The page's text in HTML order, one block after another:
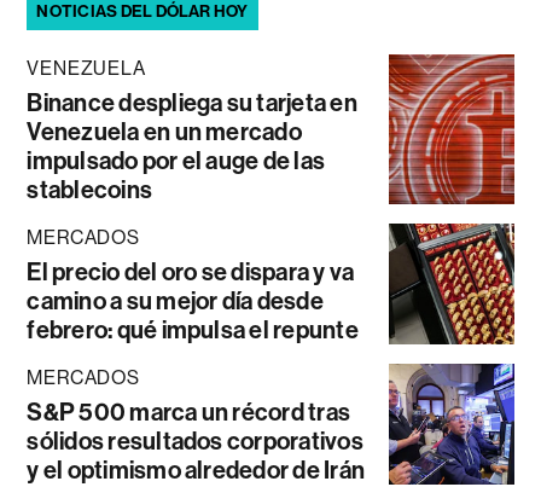
NOTICIAS DEL DÓLAR HOY
VENEZUELA
Binance despliega su tarjeta en
Venezuela en un mercado
impulsado por el auge de las
stablecoins
MERCADOS
El precio del oro se dispara y va
camino a su mejor día desde
febrero: qué impulsa el repunte
MERCADOS
S&P 500 marca un récord tras
sólidos resultados corporativos
y el optimismo alrededor de Irán